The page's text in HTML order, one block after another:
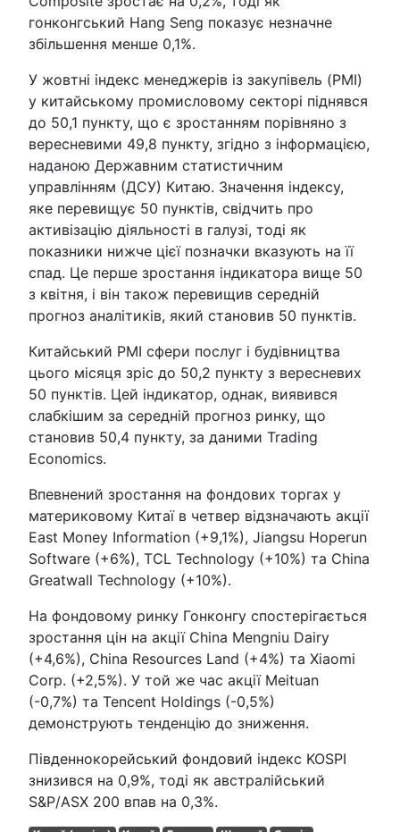
гонконгський Hang Seng показує незначне
збільшення менше 0,1%.
У жовтні індекс менеджерів із закупівель (PMI)
у китайському промисловому секторі піднявся
до 50,1 пункту, що є зростанням порівняно з
вересневими 49,8 пункту, згідно з інформацією,
наданою Державним статистичним
управлінням (ДСУ) Китаю. Значення індексу,
яке перевищує 50 пунктів, свідчить про
активізацію діяльності в галузі, тоді як
показники нижче цієї позначки вказують на її
спад. Це перше зростання індикатора вище 50
з квітня, і він також перевищив середній
прогноз аналітиків, який становив 50 пунктів.
Китайський PMI сфери послуг і будівництва
цього місяця зріс до 50,2 пункту з вересневих
50 пунктів. Цей індикатор, однак, виявився
слабкішим за середній прогноз ринку, що
становив 50,4 пункту, за даними Trading
Economics.
Впевнений зростання на фондових торгах у
материковому Китаї в четвер відзначають акції
East Money Information (+9,1%), Jiangsu Hoperun
Software (+6%), TCL Technology (+10%) та China
Greatwall Technology (+10%).
На фондовому ринку Гонконгу спостерігається
зростання цін на акції China Mengniu Dairy
(+4,6%), China Resources Land (+4%) та Xiaomi
Corp. (+2,5%). У той же час акції Meituan
(-0,7%) та Tencent Holdings (-0,5%)
демонструють тенденцію до зниження.
Південнокорейський фондовий індекс KOSPI
знизився на 0,9%, тоді як австралійський
S&P/ASX 200 впав на 0,3%.